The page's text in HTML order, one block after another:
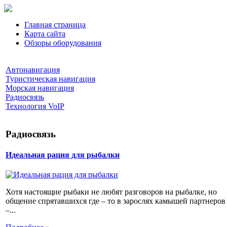
Главная страница
Карта сайта
Обзоры оборудования
Автонавигация
Туристическая навигация
Морская навигация
Радиосвязь
Технология VoIP
Радиосвязь
Идеальная рация для рыбалки
Хотя настоящие рыбаки не любят разговоров на рыбалке, но
общение спрятавшихся где – то в зарослях камышей партнеров
–...